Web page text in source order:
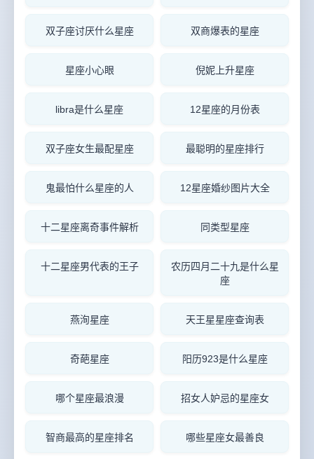
双子座讨厌什么星座 双商爆表的星座
星座小心眼 倪妮上升星座
libra是什么星座 12星座的月份表
双子座女生最配星座 最聪明的星座排行
鬼最怕什么星座的人 12星座婚纱图片大全
十二星座离奇事件解析 同类型星座
十二星座男代表的王子
农历四月二十九是什么星
座
燕洵星座 天王星星座查询表
奇葩星座 阳历923是什么星座
哪个星座最浪漫 招女人妒忌的星座女
智商最高的星座排名 哪些星座女最善良